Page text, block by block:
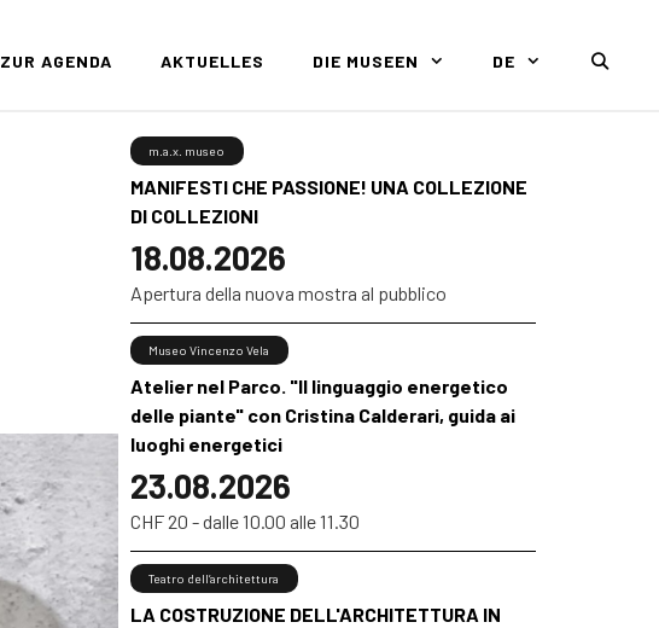
ZUR AGENDA AKTUELLES DIE MUSEEN DE
MANIFESTI CHE PASSIONE! UNA COLLEZIONE
DI COLLEZIONI
18.08.2026
m.a.x. museo
Apertura della nuova mostra al pubblico
Atelier nel Parco. "Il linguaggio energetico
delle piante" con Cristina Calderari, guida ai
luoghi energetici
23.08.2026
Museo Vincenzo Vela
CHF 20 - dalle 10.00 alle 11.30
LA COSTRUZIONE DELL'ARCHITETTURA IN
Teatro dell’architettura